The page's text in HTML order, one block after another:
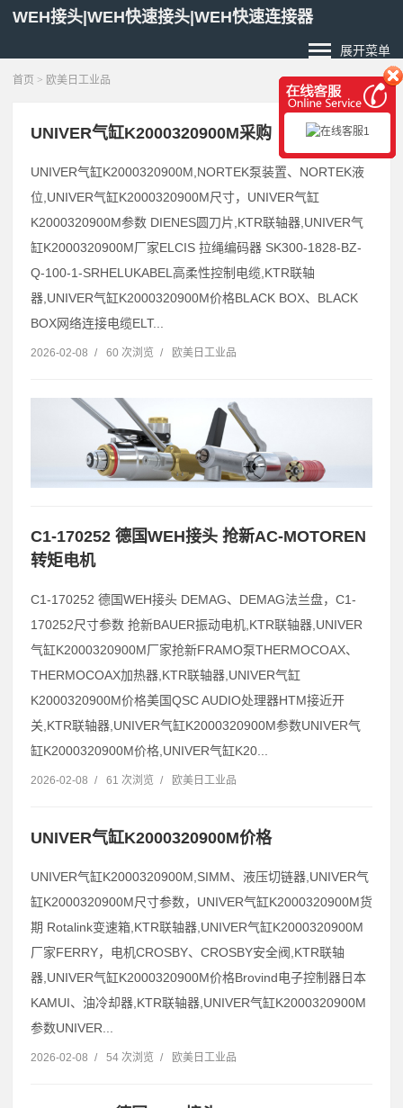
WEH接头|WEH快速接头|WEH快速连接器
展开菜单
首页 > 欧美日工业品
UNIVER气缸K2000320900M采购
UNIVER气缸K2000320900M,NORTEK泵装置、NORTEK液
位,UNIVER气缸K2000320900M尺寸，UNIVER气缸
K2000320900M参数 DIENES圆刀片,KTR联轴器,UNIVER气
缸K2000320900M厂家ELCIS 拉绳编码器 SK300-1828-BZ-
Q-100-1-SRHELUKABEL高柔性控制电缆,KTR联轴
器,UNIVER气缸K2000320900M价格BLACK BOX、BLACK
BOX网络连接电缆ELT...
2026-02-08 / 60 次浏览 / 欧美日工业品
C1-170252 德国WEH接头 抢新AC-MOTOREN
转矩电机
C1-170252 德国WEH接头 DEMAG、DEMAG法兰盘，C1-
170252尺寸参数 抢新BAUER振动电机,KTR联轴器,UNIVER
气缸K2000320900M厂家抢新FRAMO泵THERMOCOAX、
THERMOCOAX加热器,KTR联轴器,UNIVER气缸
K2000320900M价格美国QSC AUDIO处理器HTM接近开
关,KTR联轴器,UNIVER气缸K2000320900M参数UNIVER气
缸K2000320900M价格,UNIVER气缸K20...
2026-02-08 / 61 次浏览 / 欧美日工业品
UNIVER气缸K2000320900M价格
UNIVER气缸K2000320900M,SIMM、液压切链器,UNIVER气
缸K2000320900M尺寸参数，UNIVER气缸K2000320900M货
期 Rotalink变速箱,KTR联轴器,UNIVER气缸K2000320900M
厂家FERRY，电机CROSBY、CROSBY安全阀,KTR联轴
器,UNIVER气缸K2000320900M价格Brovind电子控制器日本
KAMUI、油冷却器,KTR联轴器,UNIVER气缸K2000320900M
参数UNIVER...
2026-02-08 / 54 次浏览 / 欧美日工业品